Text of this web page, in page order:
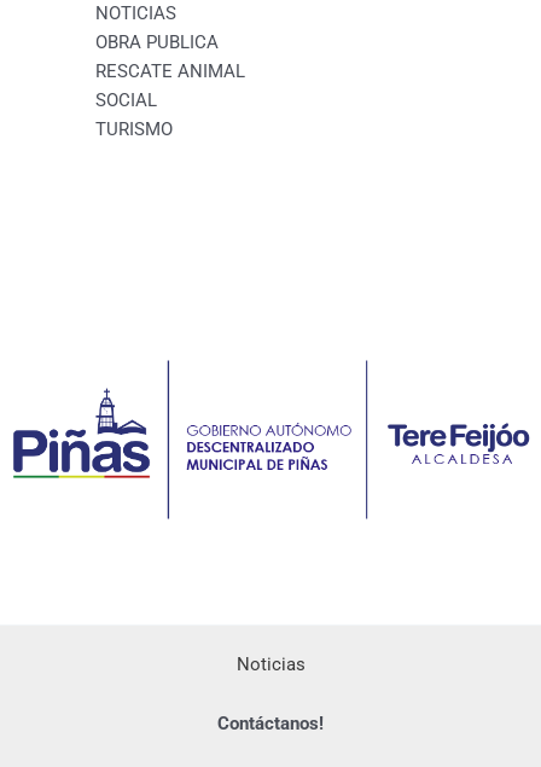
NOTICIAS
OBRA PUBLICA
RESCATE ANIMAL
SOCIAL
TURISMO
Noticias
Contáctanos!